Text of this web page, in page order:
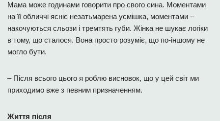
Мама може годинами говорити про свого сина. Моментами
на її обличчі ясніє незатьмарена усмішка, моментами –
накочуються сльози і тремтять губи. Жінка не шукає логіки
в тому, що сталося. Вона просто розуміє, що по-іншому не
могло бути.
– Після всього цього я роблю висновок, що у цей світ ми
приходимо вже з певним призначенням.
Життя після